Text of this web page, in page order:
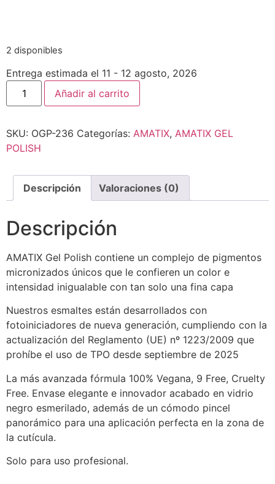
2 disponibles
Entrega estimada el 11 - 12 agosto, 2026
Añadir al carrito
SKU: OGP-236 Categorías: AMATIX, AMATIX GEL
POLISH
Descripción Valoraciones (0)
Descripción
AMATIX Gel Polish contiene un complejo de pigmentos
micronizados únicos que le confieren un color e
intensidad inigualable con tan solo una fina capa
Nuestros esmaltes están desarrollados con
fotoiniciadores de nueva generación, cumpliendo con la
actualización del Reglamento (UE) nº 1223/2009 que
prohíbe el uso de TPO desde septiembre de 2025
La más avanzada fórmula 100% Vegana, 9 Free, Cruelty
Free. Envase elegante e innovador acabado en vidrio
negro esmerilado, además de un cómodo pincel
panorámico para una aplicación perfecta en la zona de
la cutícula.
Solo para uso profesional.